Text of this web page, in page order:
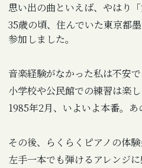
思い出の曲といえば、やはり「
35歳の頃、住んでいた東京都
参加しました。
音楽経験がなかった私は不安
小学校や公民館での練習は楽
1985年2月、いよいよ本番。あ
その後、らくらくピアノの体
左手一本でも弾けるアレンジ